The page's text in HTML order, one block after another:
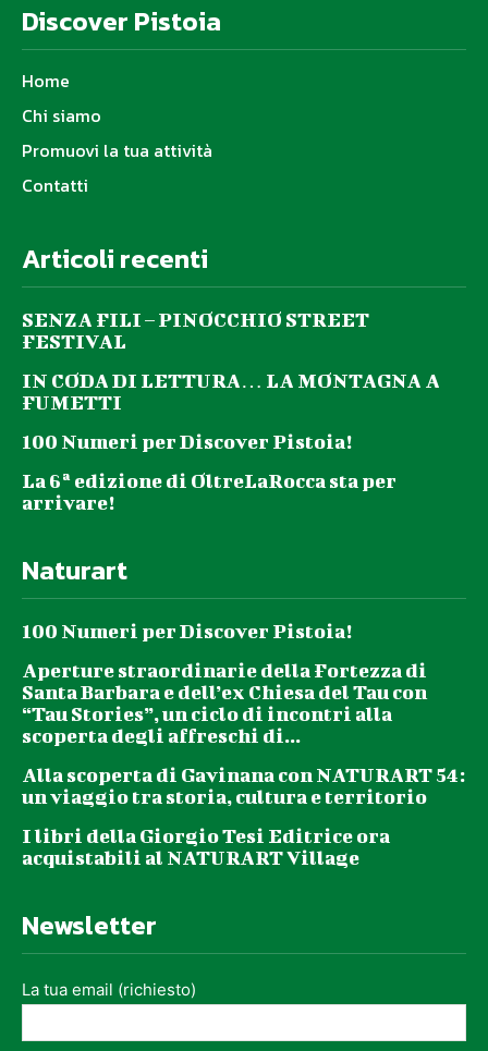
Discover Pistoia
Home
Chi siamo
Promuovi la tua attività
Contatti
Articoli recenti
SENZA FILI – PINOCCHIO STREET
FESTIVAL
IN CODA DI LETTURA… LA MONTAGNA A
FUMETTI
100 Numeri per Discover Pistoia!
La 6ª edizione di OltreLaRocca sta per
arrivare!
Naturart
100 Numeri per Discover Pistoia!
Aperture straordinarie della Fortezza di
Santa Barbara e dell’ex Chiesa del Tau con
“Tau Stories”, un ciclo di incontri alla
scoperta degli affreschi di...
Alla scoperta di Gavinana con NATURART 54:
un viaggio tra storia, cultura e territorio
I libri della Giorgio Tesi Editrice ora
acquistabili al NATURART Village
Newsletter
La tua email (richiesto)